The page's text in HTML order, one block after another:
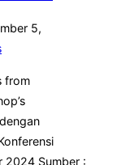
5,
from
2024 Sumber :